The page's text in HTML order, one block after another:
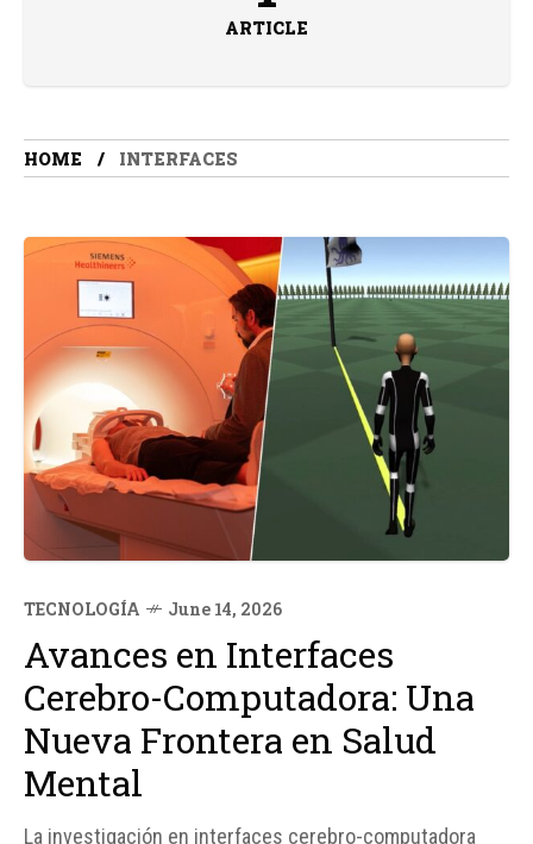
ARTICLE
HOME INTERFACES
TECNOLOGÍA June 14, 2026
Avances en Interfaces
Cerebro-Computadora: Una
Nueva Frontera en Salud
Mental
La investigación en interfaces cerebro-computadora